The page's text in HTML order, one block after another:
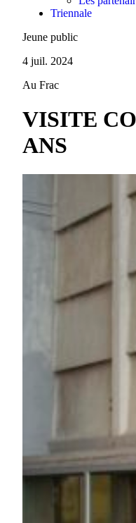
Triennale
Jeune public
4 juil. 2024
Au Frac
VISITE
ANS